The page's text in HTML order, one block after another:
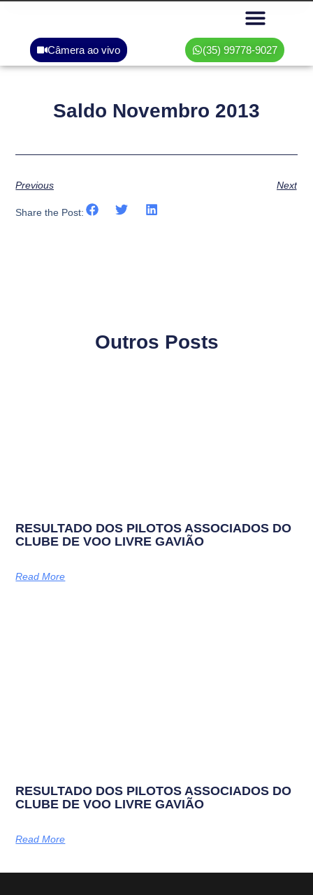
Câmera ao vivo (35) 99778-9027
Saldo Novembro 2013
Previous Next
Share the Post:
Outros Posts
RESULTADO DOS PILOTOS ASSOCIADOS DO
CLUBE DE VOO LIVRE GAVIÃO
Read More
RESULTADO DOS PILOTOS ASSOCIADOS DO
CLUBE DE VOO LIVRE GAVIÃO
Read More